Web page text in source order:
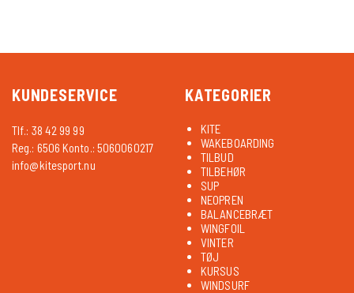
KUNDESERVICE
Tlf.: 38 42 99 99
Reg.: 6506 Konto.: 5060060217
info@kitesport.nu
KATEGORIER
KITE
WAKEBOARDING
TILBUD
TILBEHØR
SUP
NEOPREN
BALANCEBRÆT
WINGFOIL
VINTER
TØJ
KURSUS
WINDSURF